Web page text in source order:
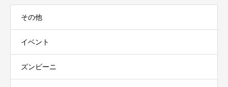
その他
イベント
ズンビーニ